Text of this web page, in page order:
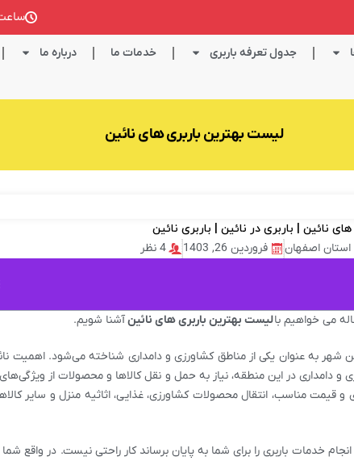
ساعت کاری : 7
جدول تعرفه باربری خدمات ما درباره ما
لیست بهترین باربری های نائین
استان اصفهان فروردین 26, 1403 4 نظر
می خواهیم بالیست بهترین باربری های نائینآشنا شویم.
شهر به عنوان یکی از مناطق کشاورزی و دامداری شناخته می‌شود. اهمیت
و دامداری در این منطقه، نیاز به حمل و نقل کالاها و محصولات از
و قیمت مناسب، انتقال محصولات کشاورزی، غذایی، اثاثیه منزل و سایر
خدمات باربری را برای شما به پایان برساند کار راحتی نیست. در واقع شما